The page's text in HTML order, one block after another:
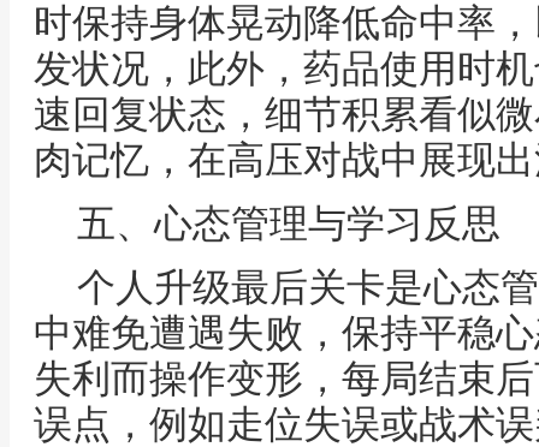
时保持身体晃动降低命中率
发状况，此外，药品使用时
速回复状态，细节积累看似
肉记忆，在高压对战中展现
五、心态管理与学习反思
个人升级最后关卡是心态
中难免遭遇失败，保持平稳
失利而操作变形，每局结束
误点，例如走位失误或战术